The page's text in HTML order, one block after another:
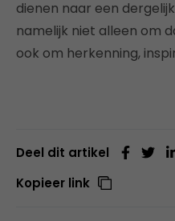
dienen naar een
namelijk niet alleen om
ook om herkenning,
Deel dit artikel
Kopieer link